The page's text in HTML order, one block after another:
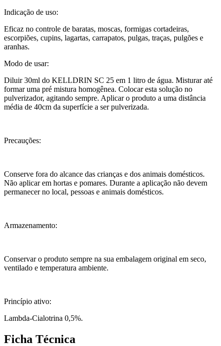
Indicação de uso:
Eficaz no controle de baratas, moscas, formigas cortadeiras,
escorpiões, cupins, lagartas, carrapatos, pulgas, traças, pulgões e
aranhas.
Modo de usar:
Diluir 30ml do KELLDRIN SC 25 em 1 litro de água. Misturar até
formar uma pré mistura homogênea. Colocar esta solução no
pulverizador, agitando sempre. Aplicar o produto a uma distância
média de 40cm da superfície a ser pulverizada.
Precauções:
Conserve fora do alcance das crianças e dos animais domésticos.
Não aplicar em hortas e pomares. Durante a aplicação não devem
permanecer no local, pessoas e animais domésticos.
Armazenamento:
Conservar o produto sempre na sua embalagem original em seco,
ventilado e temperatura ambiente.
Princípio ativo:
Lambda-Cialotrina 0,5%.
Ficha Técnica